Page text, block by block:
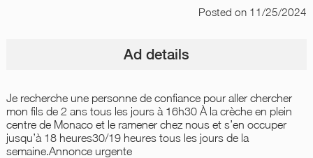
Postedon 11/25/2024
Ad details
Je recherche une personne de confiance pour aller chercher
mon fils de 2 ans tous les jours à 16h30 À la crèche en plein
centre de Monaco et le ramener chez nous et s’en occuper
jusqu’à 18 heures30/19 heures tous les jours de la
semaine.Annonce urgente